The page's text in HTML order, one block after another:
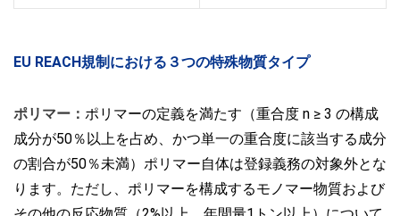
EU REACH規制における３つの特殊物質タイプ
ポリマー： ポリマーの定義を満たす（重合度 n ≥ 3 の構成
成分が50％以上を占め、かつ単一の重合度に該当する成分
の割合が50％未満）ポリマー自体は登録義務の対象外とな
ります。ただし、ポリマーを構成するモノマー物質および